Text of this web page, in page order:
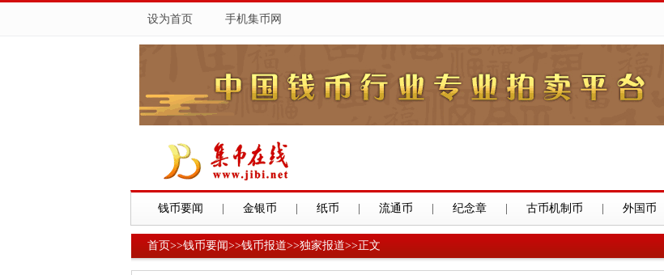
设为首页 手机集币网
钱币要闻 金银币 纸币 流通币 纪念章 古币机制币 外国币
首页>>钱币要闻>>钱币报道>>独家报道>>正文